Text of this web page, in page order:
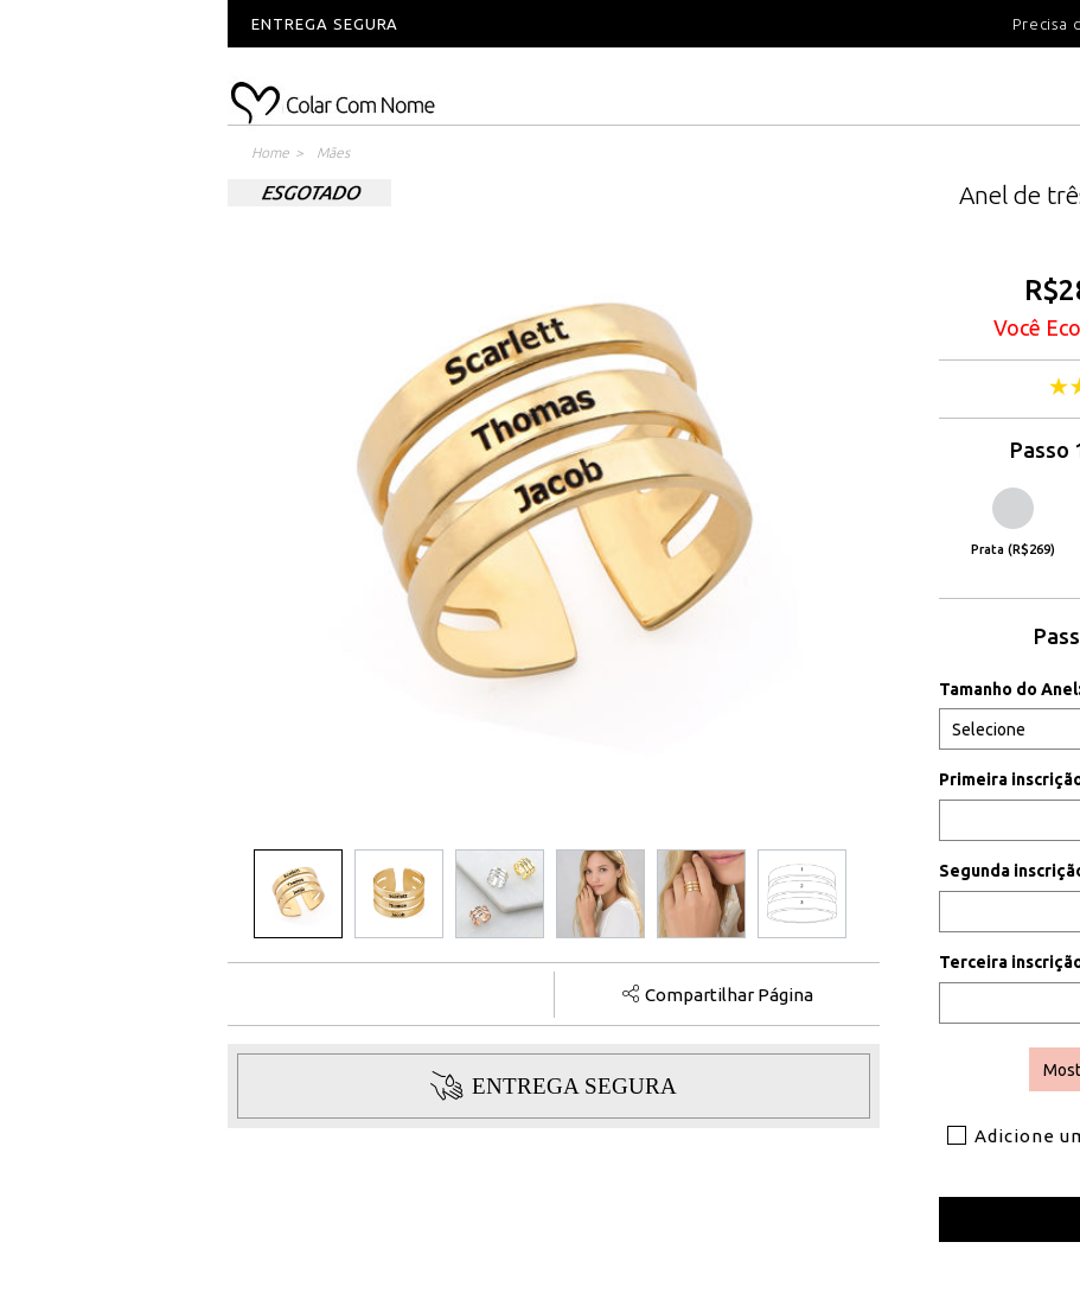
ENTREGA SEGURA 100 DIAS PARA DEVOLUÇÃO
Precisa
Home > Mães
Compartilhar Página
ENTREGA SEGURA
Anel de
R$
Você
Passo
Prata (R$269)
Tamanho do Anel:
Primeira
Segunda
Terceira
Adicione